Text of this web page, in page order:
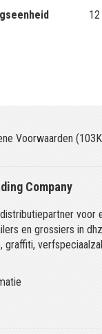
12
Voorwaarden
Company
voor
en grossiers in
graffiti,